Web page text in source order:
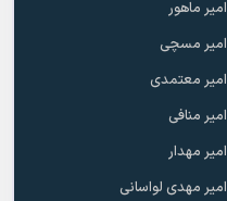
امیر ماهور
امیر مسچی
امیر معتمدی
امیر منافی
امیر مهدار
امیر مهدی لواسانی